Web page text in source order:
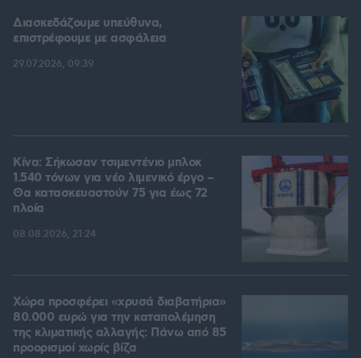
Διασκεδάζουμε υπεύθυνα,
επιστρέφουμε με ασφάλεια
29.07.2026, 09:39
Κίνα: Σήκωσαν τσιμεντένιο μπλοκ
1.540 τόνων για νέο λιμενικό έργο –
Θα κατασκευαστούν 75 για έως 72
πλοία
08.08.2026, 21:24
Χώρα προσφέρει «χρυσά διαβατήρια»
80.000 ευρώ για την καταπολέμηση
της κλιματικής αλλαγής: Πάνω από 85
προορισμοί χωρίς βίζα